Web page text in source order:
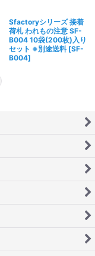
Sfactoryシリーズ 接着
荷札 われもの注意 SF-
B004 10袋(200枚)入り
セット ※別途送料 [SF-
B004]